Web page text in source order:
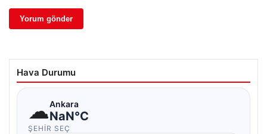
Hava Durumu
☁Ankara
NaN°C
ŞEHIR SEÇ